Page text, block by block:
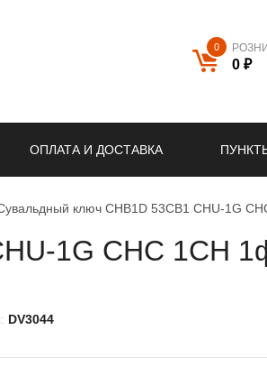
0
0 ₽
ОПЛАТА И ДОСТАВКА
ключ CHB1D 53CB1 CHU-1G
1G CHC 1CH
DV3044